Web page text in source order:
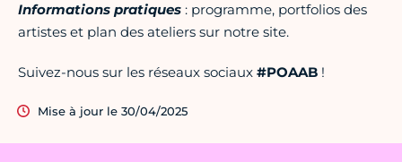
Informations pratiques : programme, portfolios des
artistes et plan des ateliers sur notre site.
Suivez-nous sur les réseaux sociaux #POAAB !
Mise à jour le 30/04/2025